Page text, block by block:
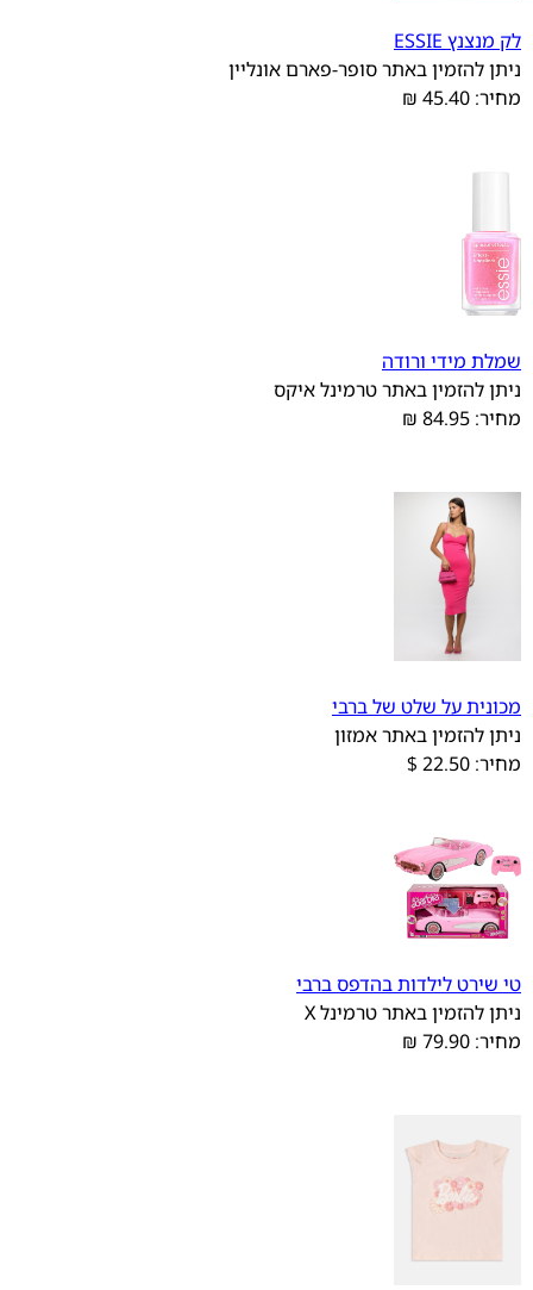
לק מנצנץ ESSIE
ניתן להזמין באתר סופר-פארם אונליין
מחיר: 45.40 ₪
שמלת מידי ורודה
ניתן להזמין באתר טרמינל איקס
מחיר: 84.95 ₪
מכונית על שלט של ברבי
ניתן להזמין באתר אמזון
מחיר: 22.50 $
טי שירט לילדות בהדפס ברבי
ניתן להזמין באתר טרמינל X
מחיר: 79.90 ₪